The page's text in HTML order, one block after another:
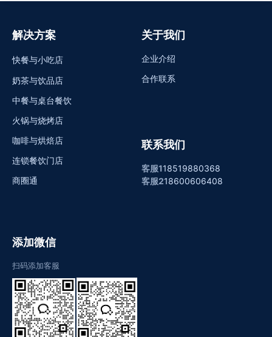
解决方案
快餐与小吃店
奶茶与饮品店
中餐与桌台餐饮
火锅与烧烤店
咖啡与烘焙店
连锁餐饮门店
商圈通
关于我们
企业介绍
合作联系
联系我们
客服118519880368
客服218600606408
添加微信
扫码添加客服